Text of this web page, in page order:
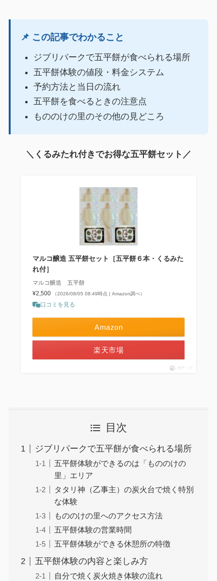
📌 この記事でわかること
ジブリパークで五平餅が食べられる場所
五平餅体験の値段・料金システム
予約方法と当日の流れ
五平餅を食べるときの注意点
もののけの里のその他の見どころ
＼くるみたれ付きでお得な五平餅セット／
マルコ醸造 五平餅セット［五平餅６本・くるみた
れ付］
マルコ醸造 五平餅
¥2,500
（2026/08/05 08:49時点 | Amazon調べ）
口コミを見る
Amazon
楽天市場
ポチップ
目次
ジブリパークで五平餅が食べられる場所
五平餅体験ができるのは「もののけの
里」エリア
タタリ神（乙事主）の炭火台で焼く特別
な体験
もののけの里へのアクセス方法
五平餅体験の営業時間
五平餅体験ができる休憩所の特徴
五平餅体験の内容と楽しみ方
自分で焼く炭火焼き体験の流れ